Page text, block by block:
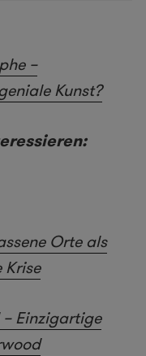
–
Kunst?
Orte als
Einzigartige